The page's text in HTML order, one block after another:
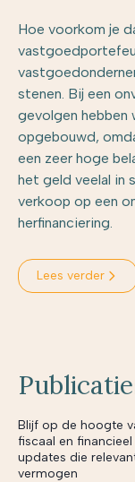
Hoe voorkom je
stenen. Bij een
gevolgen hebben
opgebouwd,
een zeer hoge
het geld veelal in
verkoop op een
herfinanciering.
Lees verder
Blijf op de hoogte
fiscaal en
updates die
vermogen